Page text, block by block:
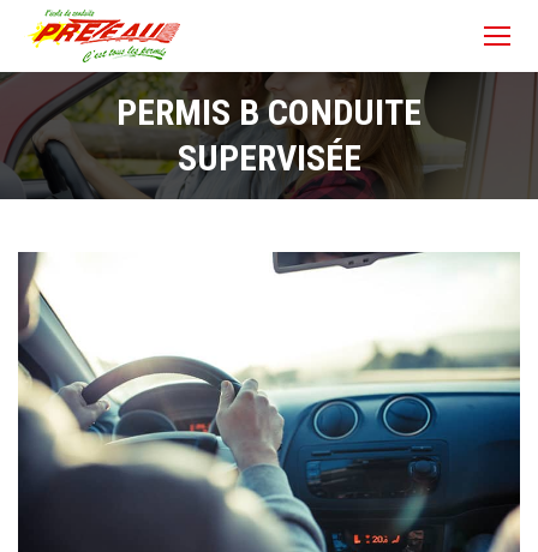
PERMIS B CONDUITE
SUPERVISÉE